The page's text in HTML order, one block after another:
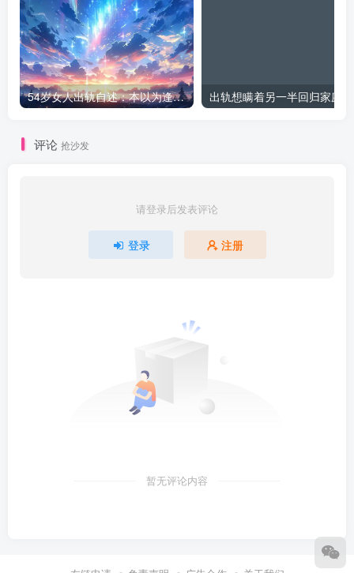
54岁女人出轨自述：本以为逢场作戏
评论 抢沙发
请登录后发表评论
登录 注册
暂无评论内容